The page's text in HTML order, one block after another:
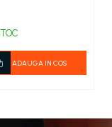
ADAUGA IN COS